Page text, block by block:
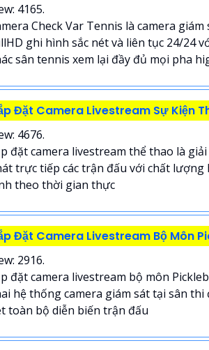
4165.
Check Var Tennis là camera
ghi hình sắc nét và liên tục 24/24
sân tennis xem lại đầy đủ mọi pha
Đặt Camera Livestream Sự Kiện
4676.
đặt camera livestream thể thao là
trực tiếp các trận đấu với chất
theo thời gian thực
Đặt Camera Livestream Bộ Môn
2916.
đặt camera livestream bộ môn
hệ thống camera giám sát tại sân
toàn bộ diễn biến trận đấu